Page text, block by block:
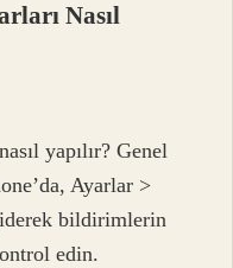
Nasıl
yapılır? Genel
Ayarlar >
bildirimlerin
edin.